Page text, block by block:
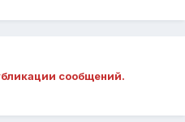
сообщений.